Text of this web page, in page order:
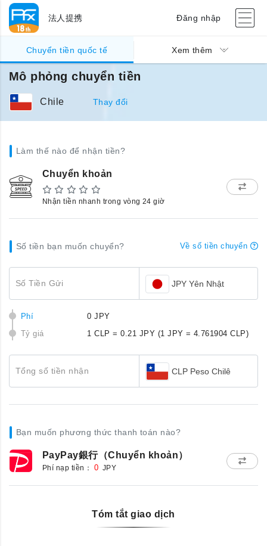
法人提携 Đăng nhập
Chuyển tiền quốc tế Xem thêm
Mô phỏng chuyển tiền
Chile Thay đổi
Làm thế nào để nhận tiền?
Chuyển khoản
Nhận tiền nhanh trong vòng 24 giờ
Số tiền bạn muốn chuyển? Về số tiền chuyển
Số Tiền Gửi JPY Yên Nhật
Phí
0 JPY
Tỷ giá
1 CLP = 0.21 JPY (1 JPY = 4.761904 CLP)
Tổng số tiền nhận CLP Peso Chilê
Bạn muốn phương thức thanh toán nào?
PayPay銀行（Chuyển khoản）
Phí nạp tiền： 0 JPY
Tóm tắt giao dịch